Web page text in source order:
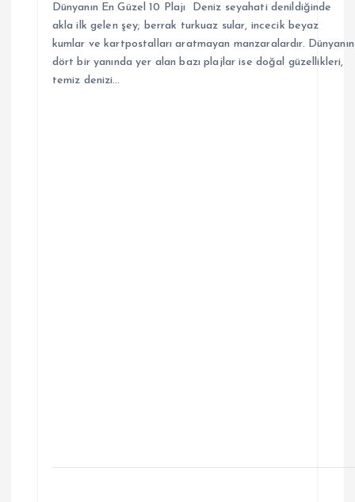
Dünyanın En Güzel 10 Plajı Deniz seyahati denildiğinde
akla ilk gelen şey; berrak turkuaz sular, incecik beyaz
kumlar ve kartpostalları aratmayan manzaralardır. Dünyanın
dört bir yanında yer alan bazı plajlar ise doğal güzellikleri,
temiz denizi…